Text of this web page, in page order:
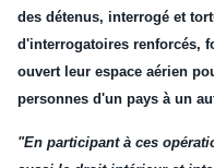
des détenus, interrogé et
d'interrogatoires renforcés,
ouvert leur espace aérien
personnes d'un pays à un
"En participant à ces